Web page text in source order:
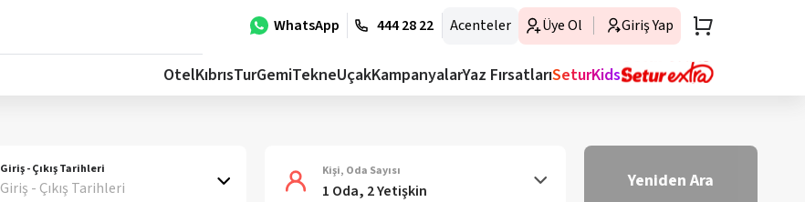
WhatsApp 444 28 22 Acenteler Üye Ol Giriş Yap
OtelKıbrısTurGemiTekneUçakKampanyalarYaz FırsatlarıSeturKids
Giriş - Çıkış Tarihleri
Giriş - Çıkış Tarihleri
Kişi, Oda Sayısı
1 Oda, 2 Yetişkin Yeniden Ara